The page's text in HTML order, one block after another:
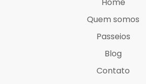
Quem somos
Passeios
Blog
Contato